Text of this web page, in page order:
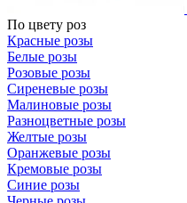
По цвету роз
Красные розы
Белые розы
Розовые розы
Сиреневые розы
Малиновые розы
Разноцветные розы
Желтые розы
Оранжевые розы
Кремовые розы
Синие розы